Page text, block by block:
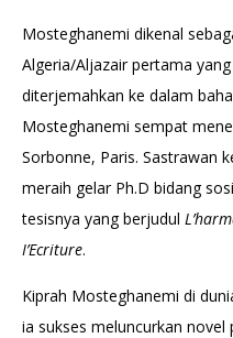
Mosteghanemi dikenal
Algeria/Aljazair pertama
diterjemahkan ke dalam
Mosteghanemi sempat
Sorbonne, Paris. Sastrawan
meraih gelar Ph.D bidang
tesisnya yang berjudul
I’Ecriture.
Kiprah Mosteghanemi di
ia sukses meluncurkan